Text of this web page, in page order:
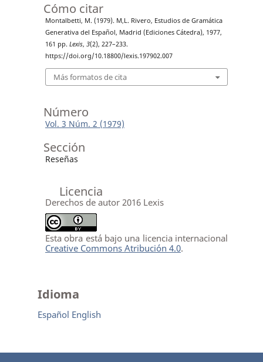
Cómo citar
Montalbetti, M. (1979). M,L. Rivero, Estudios de Gramática
Generativa del Español, Madrid (Ediciones Cátedra), 1977,
161 pp. Lexis, 3(2), 227–233.
https://doi.org/10.18800/lexis.197902.007
Más formatos de cita
Número
Vol. 3 Núm. 2 (1979)
Sección
Reseñas
Licencia
Derechos de autor 2016 Lexis
Esta obra está bajo una licencia internacional
Creative Commons Atribución 4.0.
Idioma
Español English